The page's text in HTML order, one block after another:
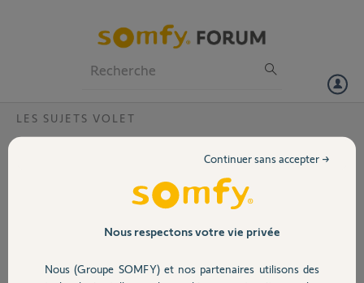
Volet
Sécurité
LES SUJETS VOLET
Reconnecter volet roulant Tahoma switch
Je possède un volet roulant solaire Somfy, que j'avais initialement
connecté à ma box TaHoma Switch. Suite à des erreurs fréquentes de
l’espoir de le réinstaller proprement. Malheureusement, je suis
Nous respectons votre vie privée
Nous (Groupe SOMFY) et nos partenaires utilisons des
Continuer sans accepter →